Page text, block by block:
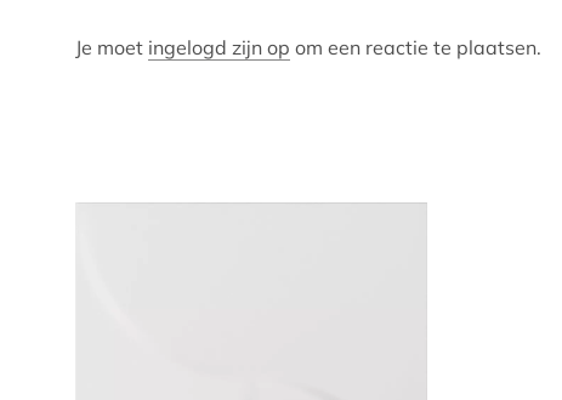
Je moet ingelogd zijn op om een reactie te plaatsen.